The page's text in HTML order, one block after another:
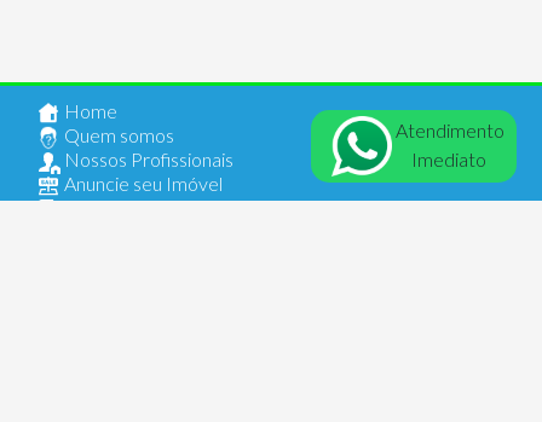
Home
Quem somos
Nossos Profissionais
Anuncie seu Imóvel
Documentos
Atendimento
Imediato